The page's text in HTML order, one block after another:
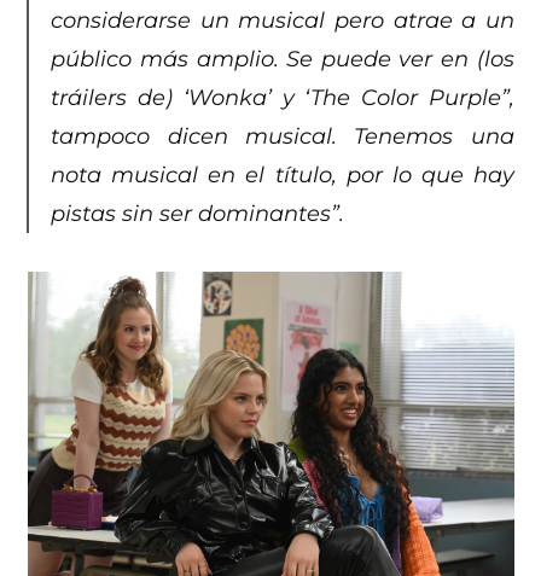
considerarse un musical pero atrae a un
público más amplio. Se puede ver en (los
tráilers de) ‘Wonka’ y ‘The Color Purple”,
tampoco dicen musical. Tenemos una
nota musical en el título, por lo que hay
pistas sin ser dominantes”.